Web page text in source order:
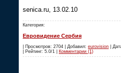
senica.ru, 13.02.10
Категория:
Евровидение Сербия
| Просмотров: 2704 | Добавил: eurovision |
| Рейтинг: 5.0/1 | Комментарии (1)